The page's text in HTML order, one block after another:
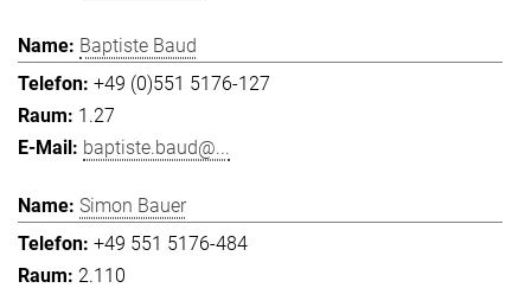
Baptiste Baud
+49 (0)551 5176-127
1.27
baptiste.baud@...
Simon Bauer
+49 551 5176-484
2.110